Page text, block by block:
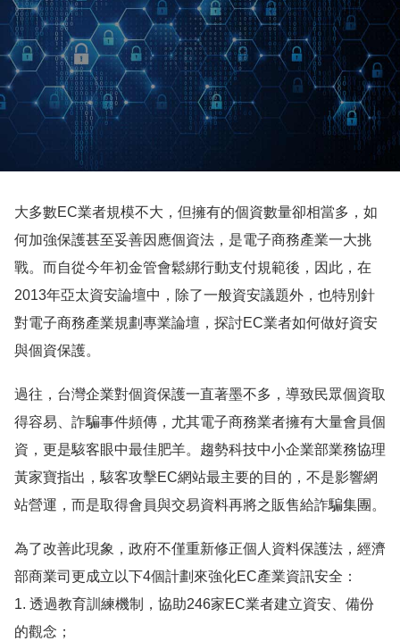
大多數EC業者規模不大，但擁有的個資數量卻相當多，如
何加強保護甚至妥善因應個資法，是電子商務產業一大挑
戰。而自從今年初金管會鬆綁行動支付規範後，因此，在
2013年亞太資安論壇中，除了一般資安議題外，也特別針
對電子商務產業規劃專業論壇，探討EC業者如何做好資安
與個資保護。
過往，台灣企業對個資保護一直著墨不多，導致民眾個資取
得容易、詐騙事件頻傳，尤其電子商務業者擁有大量會員個
資，更是駭客眼中最佳肥羊。趨勢科技中小企業部業務協理
黃家寶指出，駭客攻擊EC網站最主要的目的，不是影響網
站營運，而是取得會員與交易資料再將之販售給詐騙集團。
為了改善此現象，政府不僅重新修正個人資料保護法，經濟
部商業司更成立以下4個計劃來強化EC產業資訊安全：
1. 透過教育訓練機制，協助246家EC業者建立資安、備份
的觀念；